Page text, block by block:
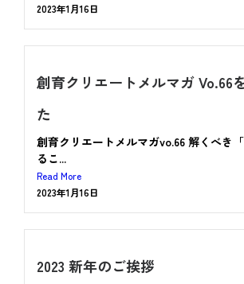
2023年1月16日
創育クリエートメルマガ Vo.66
た
創育クリエートメルマガvo.66 解くべき
るこ...
Read More
2023年1月16日
2023 新年のご挨拶